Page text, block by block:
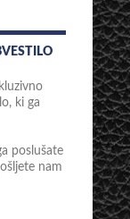
ki ga
poslušate
nam